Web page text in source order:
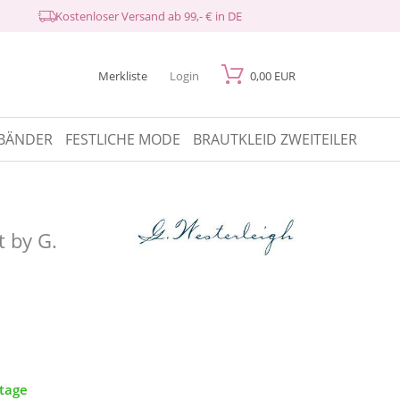
Kostenloser Versand ab 99,- € in DE
Merkliste Login 0,00 EUR
FESTLICHE MODE BRAUTKLEID ZWEITEILER
by G.